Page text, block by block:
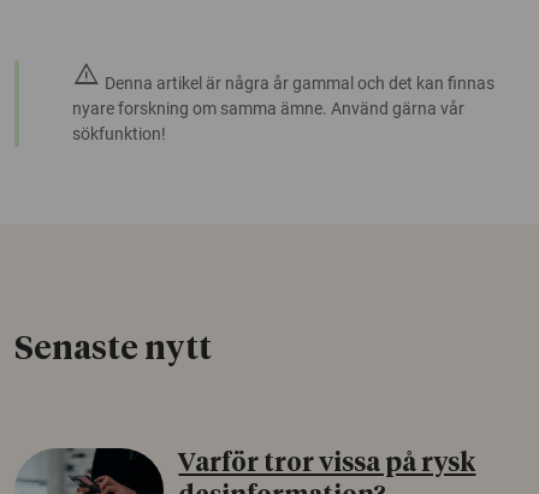
warning Denna artikel är några år gammal och det kan finnas
nyare forskning om samma ämne. Använd gärna vår
sökfunktion!
Senaste nytt
Varför tror vissa på rysk